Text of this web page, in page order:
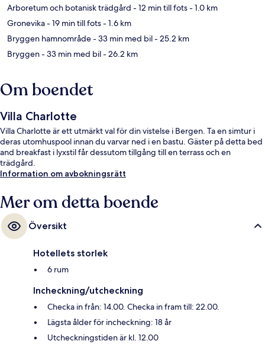
Arboretum och botanisk trädgård - 12 min till fots- 1.0 km
Gronevika- 19 min till fots- 1.6 km
Bryggen hamnområde- 33 min med bil- 25.2 km
Bryggen- 33 min med bil- 26.2 km
Om boendet
Villa Charlotte
Villa Charlotte är ett utmärkt val för din vistelse i Bergen. Ta en simtur i
deras utomhuspool innan du varvar ned i en bastu. Gäster på detta bed
and breakfast i lyxstil får dessutom tillgång till en terrass och en
trädgård.
Information om avbokningsrätt
Mer om detta boende
Översikt
Hotellets storlek
6 rum
Incheckning/utcheckning
Checka in från: 14.00. Checka in fram till: 22.00.
Lägsta ålder för incheckning: 18 år
Utcheckningstiden är kl. 12.00